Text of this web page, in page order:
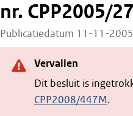
nr. CPP2005/
Publicatiedatum 11-11-2005
Vervallen
Dit besluit is
CPP2008/447M.